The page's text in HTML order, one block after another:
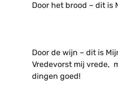
Door het brood – dit is
Door de wijn – dit is
Vredevorst mij vrede,
dingen goed!